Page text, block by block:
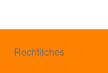
Rechtliches